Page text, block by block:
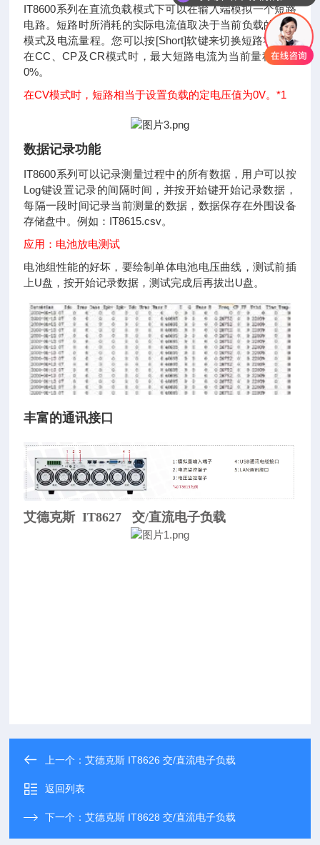
IT8600系列在直流负载模式下可以在输入端模拟一个短路
电路。短路时所消耗的实际电流值取决于当前负载的工作
模式及电流量程。您可以按[Short]软键来切换短路状态。
在CC、CP及CR模式时，最大短路电流为当前量程的12
0%。
在CV模式时，短路相当于设置负载的定电压值为0V。*1
数据记录功能
IT8600系列可以记录测量过程中的所有数据，用户可以按
Log键设置记录的间隔时间，并按开始键开始记录数据，
每隔一段时间记录当前测量的数据，数据保存在外围设备
存储盘中。例如：IT8615.csv。
应用：电池放电测试
电池组性能的好坏，要绘制单体电池电压曲线，测试前插
上U盘，按开始记录数据，测试完成后再拔出U盘。
丰富的通讯接口
艾德克斯 IT8627 交/直流电子负载
上一个：艾德克斯 IT8626 交/直流电子负载
返回列表
下一个：艾德克斯 IT8628 交/直流电子负载